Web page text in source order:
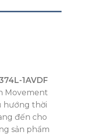
1AVDF
Movement
hướng thời
đến cho
sản phẩm